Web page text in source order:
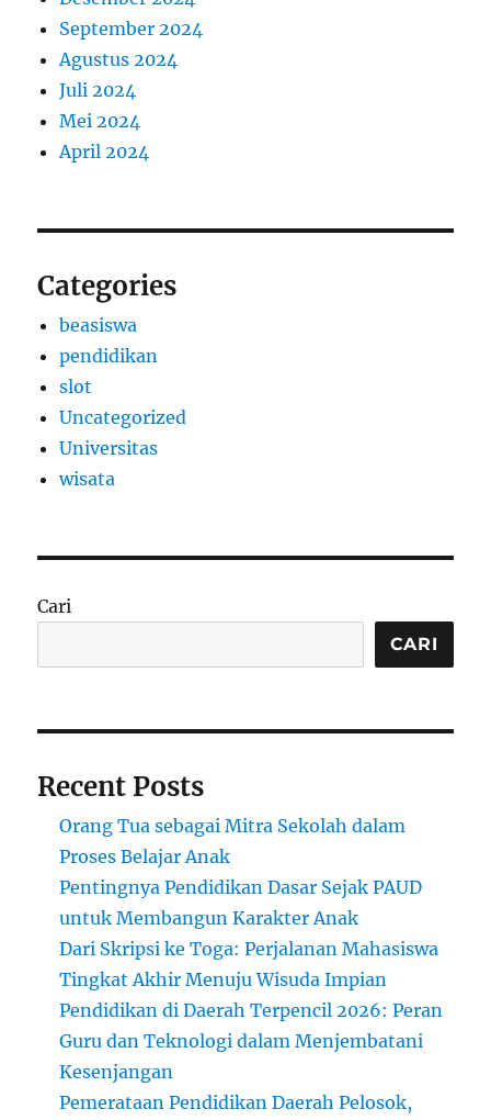
September 2024
Agustus 2024
Juli 2024
Mei 2024
April 2024
Categories
beasiswa
pendidikan
slot
Uncategorized
Universitas
wisata
Cari
CARI
Recent Posts
Orang Tua sebagai Mitra Sekolah dalam
Proses Belajar Anak
Pentingnya Pendidikan Dasar Sejak PAUD
untuk Membangun Karakter Anak
Dari Skripsi ke Toga: Perjalanan Mahasiswa
Tingkat Akhir Menuju Wisuda Impian
Pendidikan di Daerah Terpencil 2026: Peran
Guru dan Teknologi dalam Menjembatani
Kesenjangan
Pemerataan Pendidikan Daerah Pelosok,